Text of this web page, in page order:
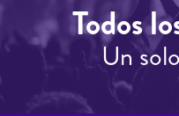
Todos
Un